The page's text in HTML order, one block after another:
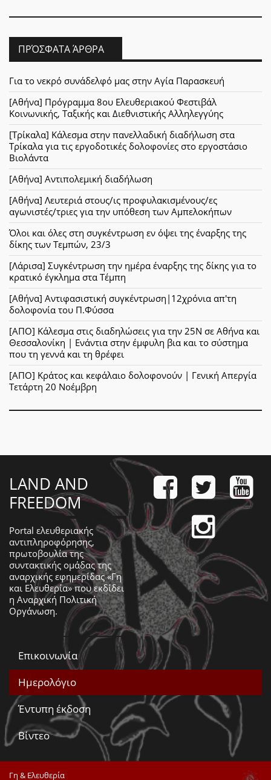
ΠΡΌΣΦΑΤΑ ΆΡΘΡΑ
Για το νεκρό συνάδελφό μας στην Αγία Παρασκευή
[Αθήνα] Πρόγραμμα 8ου Ελευθεριακού Φεστιβάλ
Κοινωνικής, Ταξικής και Διεθνιστικής Αλληλεγγύης
[Τρίκαλα] Κάλεσμα στην πανελλαδική διαδήλωση στα
Τρίκαλα για τις εργοδοτικές δολοφονίες στο εργοστάσιο
Βιολάντα
[Αθήνα] Αντιπολεμική διαδήλωση
[Αθήνα] Λευτεριά στους/ις προφυλακισμένους/ες
αγωνιστές/τριες για την υπόθεση των Αμπελοκήπων
Όλοι και όλες στη συγκέντρωση εν όψει της έναρξης της
δίκης των Τεμπών, 23/3
[Λάρισα] Συγκέντρωση την ημέρα έναρξης της δίκης για το
κρατικό έγκλημα στα Τέμπη
[Αθήνα] Αντιφασιστική συγκέντρωση|12χρόνια απ'τη
δολοφονία του Π.Φύσσα
[ΑΠΟ] Κάλεσμα στις διαδηλώσεις για την 25Ν σε Αθήνα και
Θεσσαλονίκη | Ενάντια στην έμφυλη βια και το σύστημα
που τη γεννά και τη θρέφει
[ΑΠΟ] Κράτος και κεφάλαιο δολοφονούν | Γενική Απεργία
Τετάρτη 20 Νοέμβρη
LAND AND
FREEDOM
Portal ελευθεριακής
αντιπληροφόρησης,
πρωτοβουλία της
συντακτικής ομάδας της
αναρχικής εφημερίδας «Γη
και Ελευθερία» που εκδίδει
η Αναρχική Πολιτική
Οργάνωση.
Επικοινωνία
Ημερολόγιο
Έντυπη έκδοση
Βίντεο
Γη & Ελευθερία